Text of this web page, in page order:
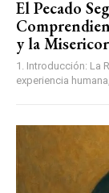
El Pecado
y la
1. Introducción: La
experiencia